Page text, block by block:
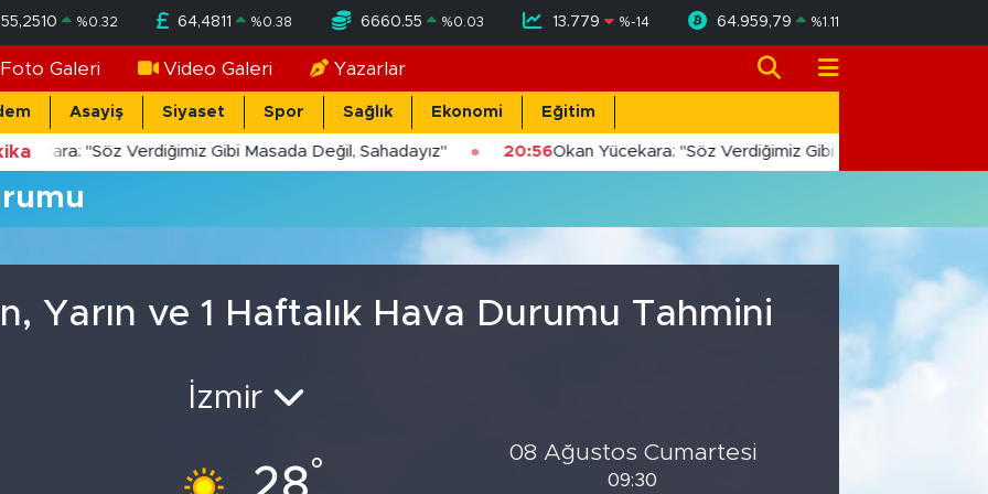
55,2510 %0.32 64,4811 %0.38 6660.55 %0.03 13.779 %-14 64.959,79 %1.11
Foto Galeri Video Galeri Yazarlar
Asayiş Siyaset Spor Sağlık Ekonomi Eğitim
"Söz Verdiğimiz Gibi Masada Değil, Sahadayız" 20:56Okan Yücekara: "Söz Verdiğimiz Gibi Masada Değil,
Yarın ve 1 Haftalık Hava Durumu Tahmini
İzmir
°
08 Ağustos Cumartesi
09:30